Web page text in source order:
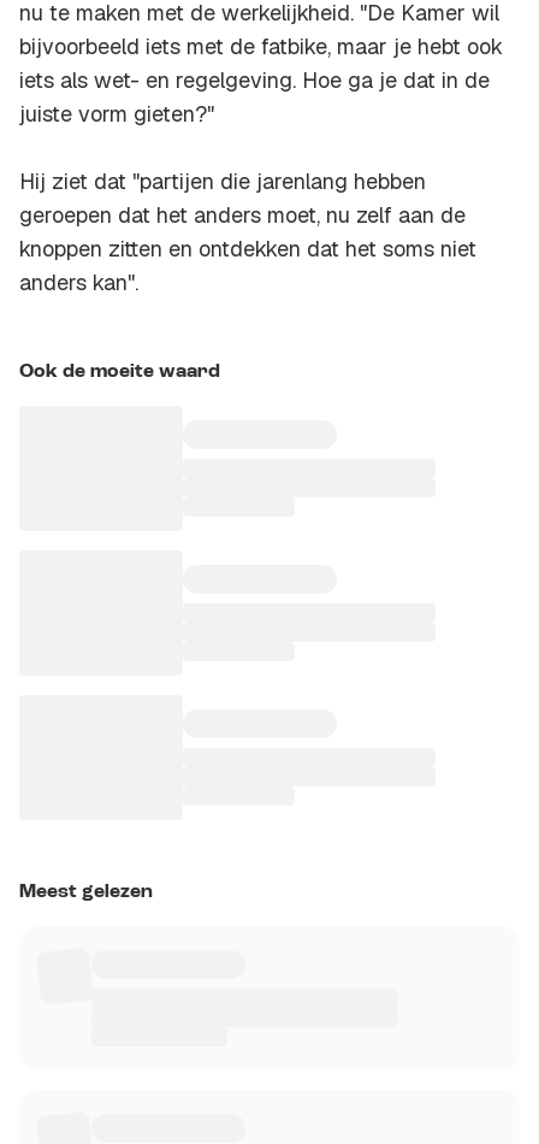
nu te maken met de werkelijkheid. "De Kamer wil
bijvoorbeeld iets met de fatbike, maar je hebt ook
iets als wet- en regelgeving. Hoe ga je dat in de
juiste vorm gieten?"
Hij ziet dat "partijen die jarenlang hebben
geroepen dat het anders moet, nu zelf aan de
knoppen zitten en ontdekken dat het soms niet
anders kan".
Ook de moeite waard
Meest gelezen